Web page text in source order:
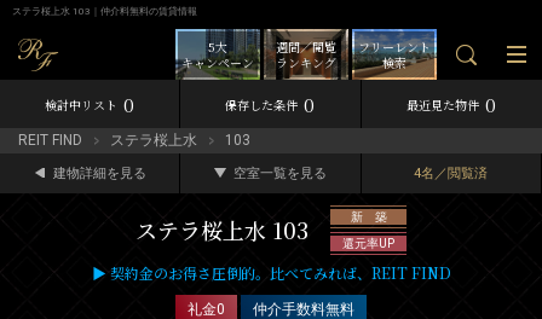
ステラ桜上水 103｜仲介料無料の賃貸情報
フリーレント
検索
週間／閲覧
ランキング
5大
キャンペーン
検討中リスト 0 保存した条件 0 最近見た物件 0
REIT FIND ステラ桜上水 103
建物詳細を見る 空室一覧を見る 4名／閲覧済
ステラ桜上水 103
新 築
還元率UP
▶ 契約金のお得さ圧倒的。比べてみれば、REIT FIND
礼金0 仲介手数料無料